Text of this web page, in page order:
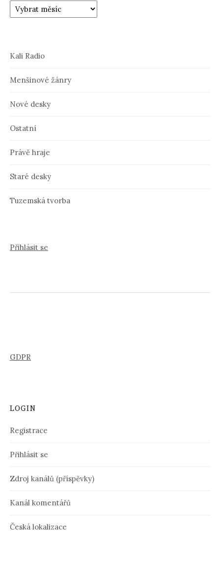
Kali Radio
Menšinové žánry
Nové desky
Ostatní
Právě hraje
Staré desky
Tuzemská tvorba
Přihlásit se
GDPR
LOGIN
Registrace
Přihlásit se
Zdroj kanálů (příspěvky)
Kanál komentářů
Česká lokalizace